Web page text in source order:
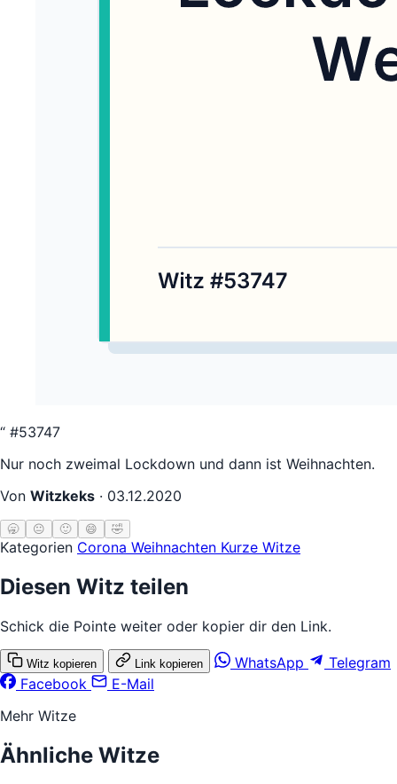
“ #53747
Nur noch zweimal Lockdown und dann ist Weihnachten.
Von Witzkeks · 03.12.2020
🥱 😐 🙂 😄 🤣
Kategorien Corona Weihnachten Kurze Witze
Diesen Witz teilen
Schick die Pointe weiter oder kopier dir den Link.
Witz kopieren Link kopieren WhatsApp
Telegram
Facebook
E-Mail
Mehr Witze
Ähnliche Witze